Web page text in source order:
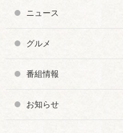
ニュース
グルメ
番組情報
お知らせ